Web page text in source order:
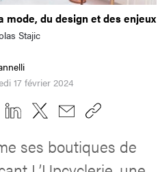
mode, du design et des enjeux
Stajic
17 février 2024
ses boutiques de